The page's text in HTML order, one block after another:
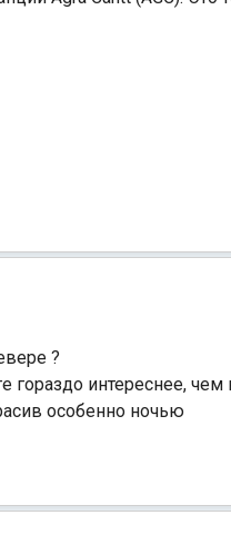
?
интереснее, чем
особенно ночью